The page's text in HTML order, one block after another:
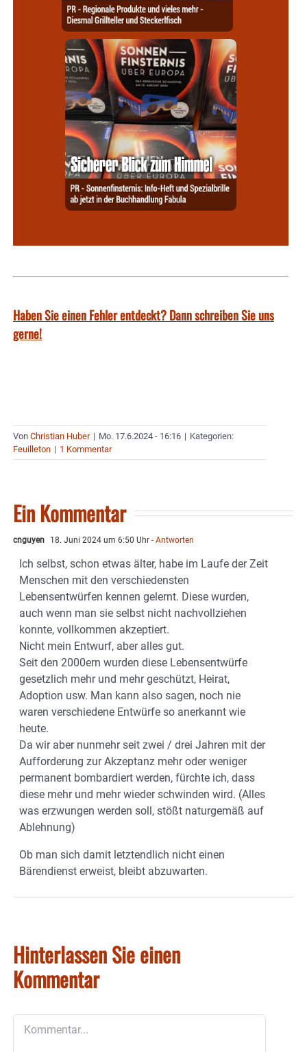
Haben Sie einen Fehler entdeckt? Dann schreiben Sie uns
gerne!
Von Christian Huber | Mo. 17.6.2024 - 16:16 | Kategorien:
Feuilleton | 1 Kommentar
Ein Kommentar
cnguyen 18. Juni 2024 um 6:50 Uhr - Antworten
Ich selbst, schon etwas älter, habe im Laufe der Zeit
Menschen mit den verschiedensten
Lebensentwürfen kennen gelernt. Diese wurden,
auch wenn man sie selbst nicht nachvollziehen
konnte, vollkommen akzeptiert.
Nicht mein Entwurf, aber alles gut.
Seit den 2000ern wurden diese Lebensentwürfe
gesetzlich mehr und mehr geschützt, Heirat,
Adoption usw. Man kann also sagen, noch nie
waren verschiedene Entwürfe so anerkannt wie
heute.
Da wir aber nunmehr seit zwei / drei Jahren mit der
Aufforderung zur Akzeptanz mehr oder weniger
permanent bombardiert werden, fürchte ich, dass
diese mehr und mehr wieder schwinden wird. (Alles
was erzwungen werden soll, stößt naturgemäß auf
Ablehnung)
Ob man sich damit letztendlich nicht einen
Bärendienst erweist, bleibt abzuwarten.
Hinterlassen Sie einen
Kommentar